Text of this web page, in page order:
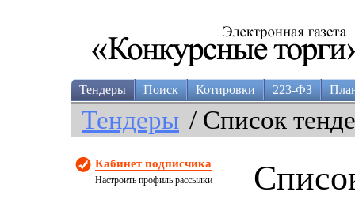
Тендеры Поиск Котировки 223-ФЗ
Тендеры / Список
Кабинет подписчика
Настроить профиль рассылки